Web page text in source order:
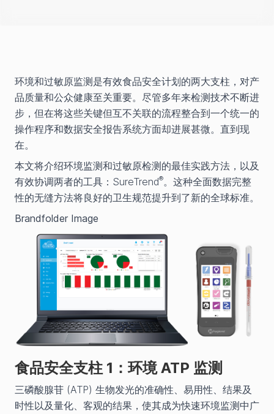
环境和过敏原监测是有效食品安全计划的两大支柱，对产
品质量和公众健康至关重要。尽管多年来检测技术不断进
步，但在将这些关键但互不关联的流程整合到一个统一的
操作程序和数据安全报告系统方面却进展甚微。直到现
在。
本文将介绍环境监测和过敏原检测的最佳实践方法，以及
有效协调两者的工具：SureTrend®。这种全面数据完整
性的无缝方法将良好的卫生规范提升到了新的全球标准。
Brandfolder Image
食品安全支柱 1：环境 ATP 监测
三磷酸腺苷 (ATP) 生物发光的准确性、易用性、结果及
时性以及量化、客观的结果，使其成为快速环境监测中广